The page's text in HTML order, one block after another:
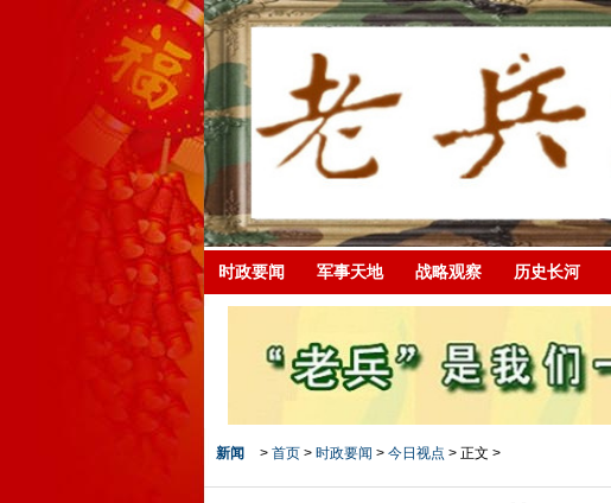
时政要闻 军事天地 战略观察 历史长河
新闻 > 首页 > 时政要闻 > 今日视点 > 正文 >